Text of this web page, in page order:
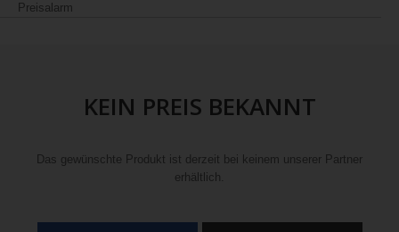
Preisalarm
KEIN PREIS BEKANNT
Das gewünschte Produkt ist derzeit bei keinem unserer Partner
erhältlich.